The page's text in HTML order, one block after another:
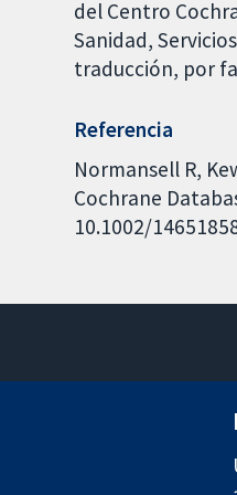
del Centro
Sanidad,
traducción, por
Referencia
Normansell R,
Cochrane
10.1002/